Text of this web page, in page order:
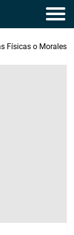
Físicas o Morales